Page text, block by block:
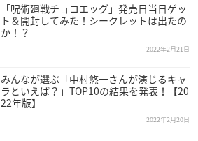
「呪術廻戦チョコエッグ」発売日当日ゲッ
ト＆開封してみた！シークレットは出たの
か！？
2022年2月21日
みんなが選ぶ「中村悠一さんが演じるキャ
ラといえば？」TOP10の結果を発表！【20
22年版】
2022年2月20日